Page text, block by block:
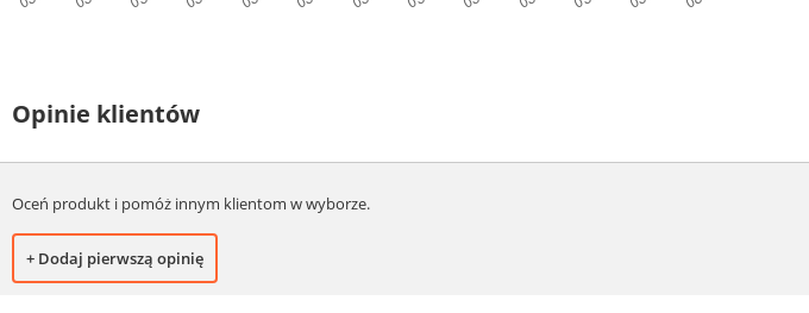
Opinie klientów
Oceń produkt i pomóż innym klientom w wyborze.
+ Dodaj pierwszą opinię